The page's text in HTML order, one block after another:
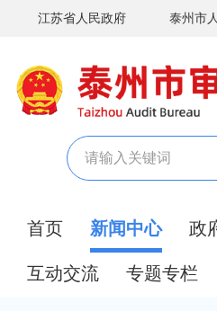
江苏省人民政府 泰州市
首页 新闻中心 政
互动交流 专题专栏